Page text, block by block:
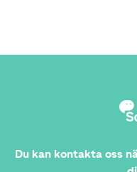
Du kan kontakta oss